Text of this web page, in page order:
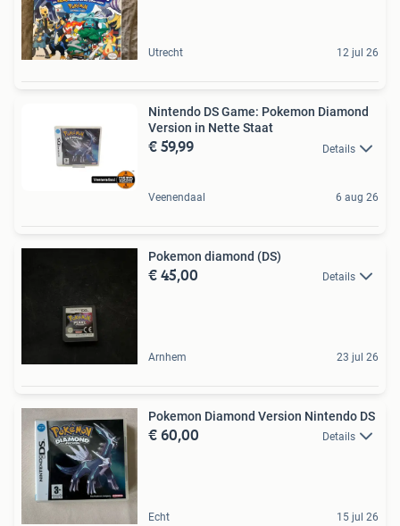
Utrecht 12 jul 26
Nintendo DS Game: Pokemon Diamond
Version in Nette Staat
€ 59,99 Details
Veenendaal 6 aug 26
Pokemon diamond (DS)
€ 45,00 Details
Arnhem 23 jul 26
Pokemon Diamond Version Nintendo DS
€ 60,00 Details
Echt 15 jul 26